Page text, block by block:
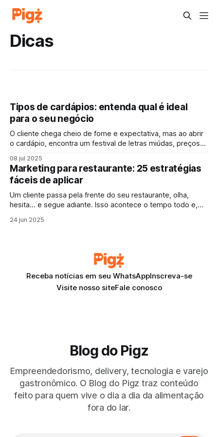
Dicas
Tipos de cardápios: entenda qual é ideal
para o seu negócio
O cliente chega cheio de fome e expectativa, mas ao abrir
o cardápio, encontra um festival de letras miúdas, preços
Em poucos minutos, a empolgação vira frustração e a
venda vai embora junto. Esse tipo de situação, infelizmente,
ainda é comum.
08 jul 2025
Marketing para restaurante: 25 estratégias
fáceis de aplicar
Um cliente passa pela frente do seu restaurante, olha,
hesita… e segue adiante. Isso acontece o tempo todo e,
oferecer boa comida já não é suficiente. Se o seu
24 jun 2025
Receba notícias em seu WhatsAppInscreva-se
Visite nosso siteFale conosco
Blog do Pigz
Empreendedorismo, delivery, tecnologia e varejo
gastronômico. O Blog do Pigz traz conteúdo
feito para quem vive o dia a dia da alimentação
fora do lar.